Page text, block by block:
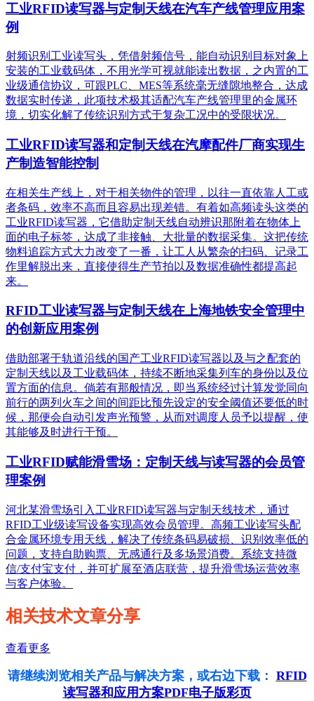
工业RFID读写器与定制天线在汽车产线管理应用案
例
射频识别工业读写头，凭借射频信号，能自动识别目标对象上
安装的工业载码体，不用光学可视就能读出数据，之内置的工
业级通信协议，可跟PLC、MES等系统毫无缝隙地整合，达成
数据实时传递，此项技术极其适配汽车产线管理里的金属环
境，切实化解了传统识别方式于复杂工况中的受限状况。
工业RFID读写器和定制天线在汽摩配件厂商实现生
产制造智能控制
在相关生产线上，对于相关物件的管理，以往一直依靠人工或
者条码，效率不高而且容易出现差错。有着如高频读头这类的
工业RFID读写器，它借助定制天线自动辨识那附着在物体上
面的电子标签，达成了非接触、大批量的数据采集。这把传统
物料追踪方式大力改变了一番，让工人从繁杂的扫码、记录工
作里解脱出来，直接使得生产节拍以及数据准确性都提高起
来。
RFID工业读写器与定制天线在上海地铁安全管理中
的创新应用案例
借助部署于轨道沿线的国产工业RFID读写器以及与之配套的
定制天线以及工业载码体，持续不断地采集列车的身份以及位
置方面的信息。倘若有那般情况，即当系统经过计算发觉同向
前行的两列火车之间的间距比预先设定的安全阈值还要低的时
候，那便会自动引发声光预警，从而对调度人员予以提醒，使
其能够及时进行干预。
工业RFID赋能滑雪场：定制天线与读写器的会员管
理案例
河北某滑雪场引入工业RFID读写器与定制天线技术，通过
RFID工业级读写设备实现高效会员管理。高频工业读写头配
合金属环境专用天线，解决了传统条码易破损、识别效率低的
问题，支持自助购票、无感通行及多场景消费。系统支持微
信/支付宝支付，并可扩展至酒店联营，提升滑雪场运营效率
与客户体验。
相关技术文章分享
查看更多
请继续浏览相关产品与解决方案，或右边下载： RFID
读写器和应用方案PDF电子版彩页